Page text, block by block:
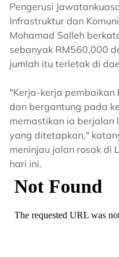
Pengerusi
Infrastruktur dan
Mohamad Salleh
sebanyak RM560,000
jumlah itu terletak di
"Kerja-kerja
dan bergantung pada
memastikan ia berjalan
yang ditetapkan,"
meninjau jalan rosak di
hari ini.